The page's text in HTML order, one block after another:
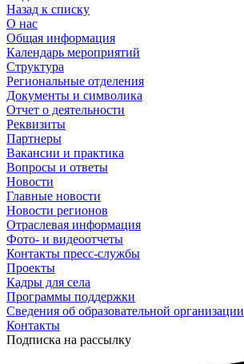
Назад к списку
О нас
Общая информация
Календарь мероприятий
Структура
Региональные отделения
Документы и символика
Отчет о деятельности
Реквизиты
Партнеры
Вакансии и практика
Вопросы и ответы
Новости
Главные новости
Новости регионов
Отраслевая информация
Фото- и видеоотчеты
Контакты пресс-службы
Проекты
Кадры для села
Программы поддержки
Сведения об образовательной организации
Контакты
Подписка на рассылку